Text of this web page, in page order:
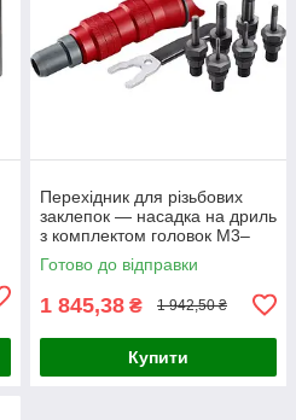
Перехідник для різьбових
заклепок — насадка на дриль
з комплектом головок M3–
M10 у пластиковому кейсі
Готово до відправки
1 845,38 ₴ 1 942,50 ₴
Купити